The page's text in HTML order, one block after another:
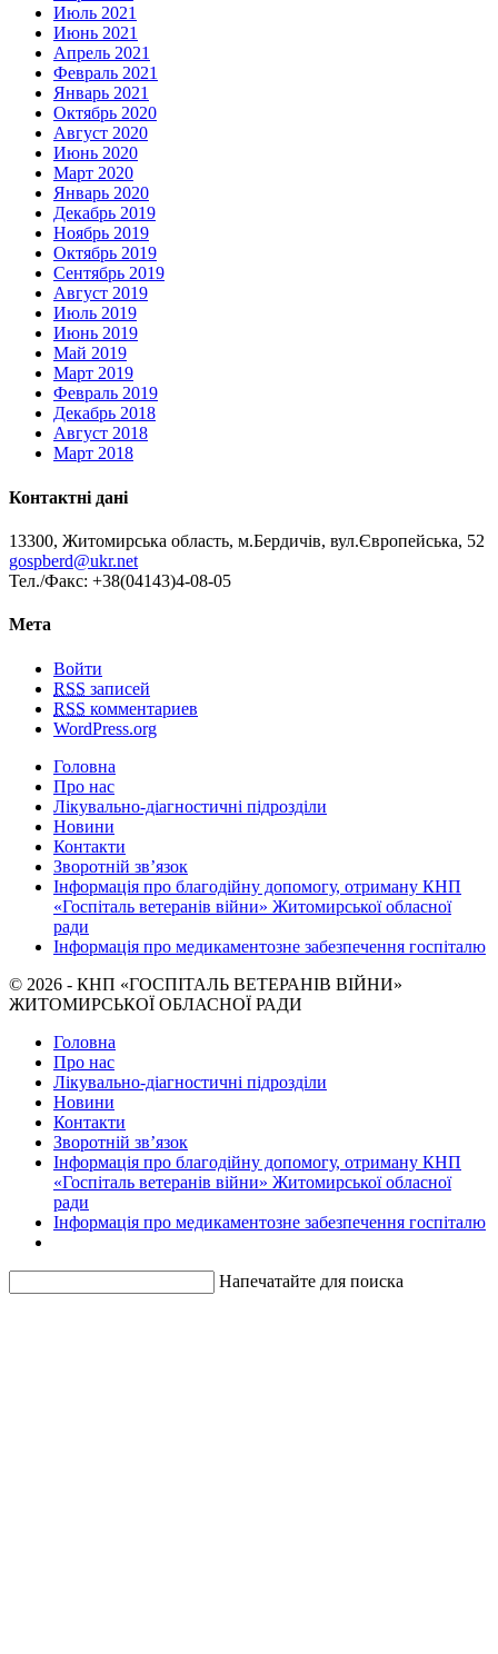
Июль 2021
Июнь 2021
Апрель 2021
Февраль 2021
Январь 2021
Октябрь 2020
Август 2020
Июнь 2020
Март 2020
Январь 2020
Декабрь 2019
Ноябрь 2019
Октябрь 2019
Сентябрь 2019
Август 2019
Июль 2019
Июнь 2019
Май 2019
Март 2019
Февраль 2019
Декабрь 2018
Август 2018
Март 2018
Контактні дані
13300, Житомирська область, м.Бердичів, вул.Європейська, 52
gospberd@ukr.net
Тел./Факс: +38(04143)4-08-05
Мета
Войти
RSS записей
RSS комментариев
WordPress.org
Головна
Про нас
Лікувально-діагностичні підрозділи
Новини
Контакти
Зворотній зв’язок
Інформація про благодійну допомогу, отриману КНП
«Госпіталь ветеранів війни» Житомирської обласної
ради
Інформація про медикаментозне забезпечення госпіталю
© 2026 - КНП «ГОСПІТАЛЬ ВЕТЕРАНІВ ВІЙНИ»
ЖИТОМИРСЬКОЇ ОБЛАСНОЇ РАДИ
Головна
Про нас
Лікувально-діагностичні підрозділи
Новини
Контакти
Зворотній зв’язок
Інформація про благодійну допомогу, отриману КНП
«Госпіталь ветеранів війни» Житомирської обласної
ради
Інформація про медикаментозне забезпечення госпіталю
Напечатайте для поиска